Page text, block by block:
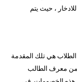
، حيث يتم
هي تلك المقدمة
من معرف الطالب